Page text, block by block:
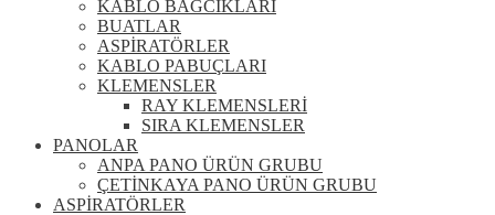
KABLO BAĞCIKLARI
BUATLAR
ASPİRATÖRLER
KABLO PABUÇLARI
KLEMENSLER
RAY KLEMENSLERİ
SIRA KLEMENSLER
PANOLAR
ANPA PANO ÜRÜN GRUBU
ÇETİNKAYA PANO ÜRÜN GRUBU
ASPİRATÖRLER